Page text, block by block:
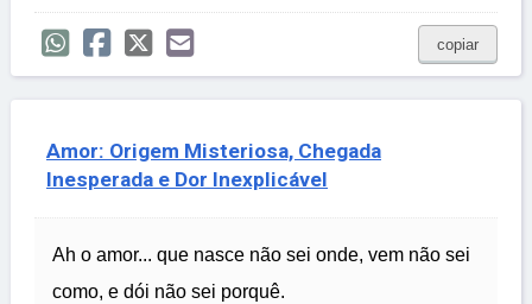
copiar
Amor: Origem Misteriosa, Chegada
Inesperada e Dor Inexplicável
Ah o amor... que nasce não sei onde, vem não sei
como, e dói não sei porquê.